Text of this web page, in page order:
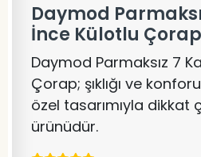
Daymod
İnce Külotlu Çorap
Daymod Parmaksız 7
Çorap; şıklığı ve
özel tasarımıyla dikkat
ürünüdür.